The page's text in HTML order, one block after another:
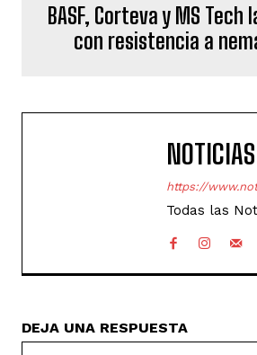
BASF, Corteva y MS
con resistencia a
https://
Todas las
DEJA UNA RESPUESTA